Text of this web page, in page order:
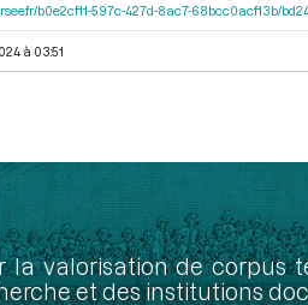
b0e2cf11-597c-427d-8ac7-68bcc0acf13b/
à 03:51
la valorisation de corpus
et des institutions